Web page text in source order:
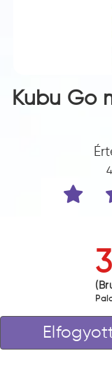
Kubu Go